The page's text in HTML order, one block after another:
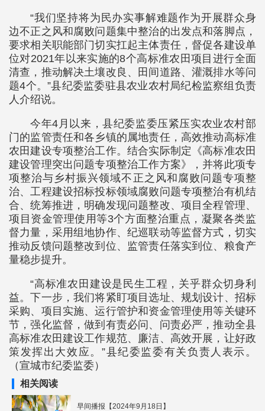
“我们坚持将为民办实事解难题作为开展群众身
边不正之风和腐败问题集中整治的出发点和落脚点，
要求相关职能部门切实扛起主体责任，督促各建设单
位对2021年以来实施的8个高标准农田项目进行全面
清查，推动解决土壤改良、田间道路、灌溉排水等问
题4个。”县纪委监委驻县农业农村局纪检监察组负责
人介绍说。
今年4月以来，县纪委监委压紧压实农业农村部
门的监管责任和各乡镇的属地责任，高效推动高标准
农田建设专项整治工作。结合实际制定《高标准农田
建设管理突出问题专项整治工作方案》，并将此项专
项整治与乡村振兴领域不正之风和腐败问题专项整
治、工程建设招标投标领域腐败问题专项整治有机结
合、统筹推进，明确发现问题整改、项目全程管理、
项目资金管理使用等3个方面整治重点，凝聚各类监
督力量，采用组地协作、纪巡联动等监督方式，切实
推动反馈问题整改到位、监管责任落实到位、粮食产
量稳步提升。
“高标准农田建设是民生工程，关乎群众切身利
益。下一步，我们将紧盯项目选址、规划设计、招标
采购、项目实施、运行管护和资金管理使用等关键环
节，强化监督，做到有责必问、问责必严，推动全县
高标准农田建设工作规范、廉洁、高效开展，让好政
策发挥出大效应。”县纪委监委有关负责人表示。
（宣城市纪委监委）
相关阅读
早间播报【2024年9月18日】